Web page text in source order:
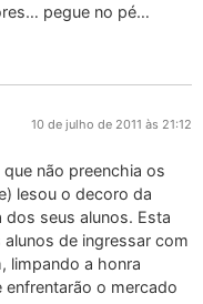
pegue no pé…
10 de julho de 2011 às 21:12
não preenchia os
lesou o decoro da
seus alunos. Esta
de ingressar com
limpando a honra
enfrentarão o mercado